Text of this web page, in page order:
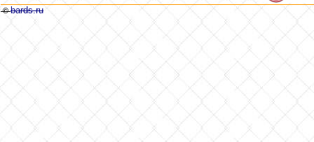
©bards.ru